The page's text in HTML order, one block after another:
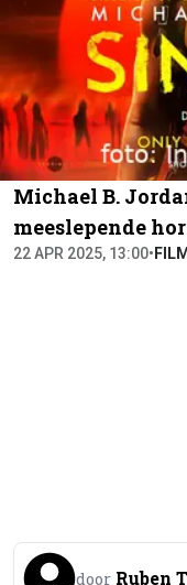
Michael B.
meeslepende
22 APR 2025, 13:00•
door Ruben